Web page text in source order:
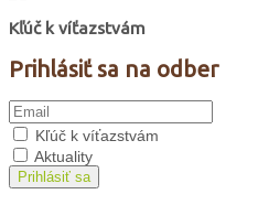
Kľúč k víťazstvám
Prihlásiť sa na odber
Kľúč k víťazstvám
Aktuality
Prihlásiť sa